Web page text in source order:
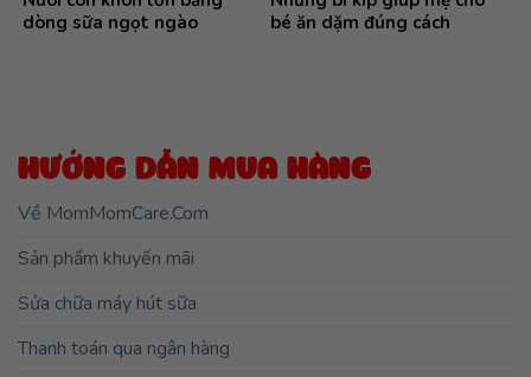
dòng sữa ngọt ngào
bé ăn dặm đúng cách
HƯỚNG DẪN MUA HÀNG
Về MomMomCare.Com
Sản phẩm khuyến mãi
Sửa chữa máy hút sữa
Thanh toán qua ngân hàng